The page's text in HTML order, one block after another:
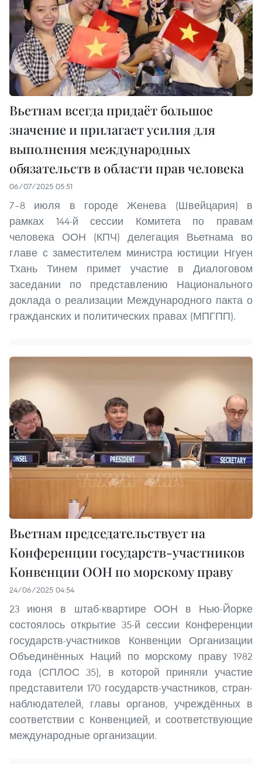
Вьетнам всегда придаёт большое
значение и прилагает усилия для
выполнения международных
обязательств в области прав человека
06/07/2025 05:51
7–8 июля в городе Женева (Швейцария) в
рамках 144-й сессии Комитета по правам
человека ООН (КПЧ) делегация Вьетнама во
главе с заместителем министра юстиции Нгуен
Тхань Тинем примет участие в Диалоговом
заседании по представлению Национального
доклада о реализации Международного пакта о
гражданских и политических правах (МПГПП).
Вьетнам председательствует на
Конференции государств-участников
Конвенции ООН по морскому праву
24/06/2025 04:54
23 июня в штаб-квартире ООН в Нью-Йорке
состоялось открытие 35-й сессии Конференции
государств-участников Конвенции Организации
Объединённых Наций по морскому праву 1982
года (СПЛОС 35), в которой приняли участие
представители 170 государств-участников, стран-
наблюдателей, главы органов, учреждённых в
соответствии с Конвенцией, и соответствующие
международные организации.